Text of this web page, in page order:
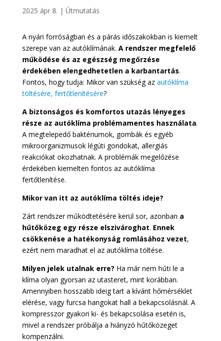
2025 ápr 8. | Útmutatás
A nyári forróságban és a párás időszakokban is kiemelt
szerepe van az autóklímának. A rendszer megfelelő
működése és az egészség megőrzése
érdekében elengedhetetlen a karbantartás.
Fontos, hogy tudja: Mikor van szükség az autóklíma
töltésére, fertőtlenítésére?
A biztonságos és komfortos utazás lényeges
része az autóklíma problémamentes használata.
A megtelepedő baktériumok, gombák és egyéb
mikroorganizmusok légúti gondokat, allergiás
reakciókat okozhatnak. A problémák megelőzése
érdekében kiemelten fontos az autóklíma
fertőtlenítése.
Mikor van itt az autóklíma töltés ideje?
Zárt rendszer működtetésére kerül sor, azonban a
hűtőközeg egy része elszivároghat. Ennek
csökkenése a hatékonyság romlásához vezet,
ezért nem maradhat el az autóklíma töltése.
Milyen jelek utalnak erre? Ha már nem hűti le a
klíma olyan gyorsan az utasteret, mint korábban.
Amennyiben hosszabb ideig tart a kívánt hőmérséklet
elérése, vagy furcsa hangokat hall a bekapcsolásnál. A
kompresszor gyakori ki- és bekapcsolása esetén is,
mivel a rendszer próbálja a hiányzó hűtőközeget
kompenzálni.